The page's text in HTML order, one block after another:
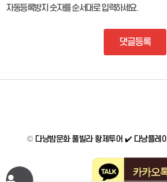
자동등록방지 숫자를 순서대로 입력하세요.
댓글등록
© 다낭밤문화 풀빌라 황제투어 ✔️ 다낭플레이